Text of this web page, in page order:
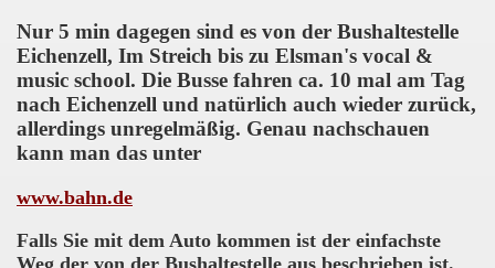
Nur 5 min dagegen sind es von der Bushaltestelle
Eichenzell, Im Streich bis zu Elsman's vocal &
music school. Die Busse fahren ca. 10 mal am Tag
nach Eichenzell und natürlich auch wieder zurück,
allerdings unregelmäßig. Genau nachschauen
kann man das unter
www.bahn.de
Falls Sie mit dem Auto kommen ist der einfachste
Weg der von der Bushaltestelle aus beschrieben ist.